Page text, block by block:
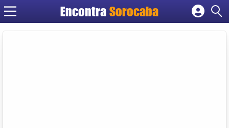
EncontraSorocaba
Cadastrar empresa